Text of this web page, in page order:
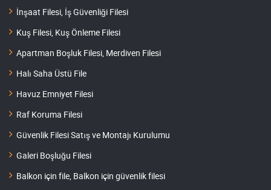
İnşaat Filesi, İş Güvenliği Filesi
Kuş Filesi, Kuş Önleme Filesi
Apartman Boşluk Filesi, Merdiven Filesi
Halı Saha Üstü File
Havuz Emniyet Filesi
Raf Koruma Filesi
Güvenlik Filesi Satış ve Montajı Kurulumu
Galeri Boşluğu Filesi
Balkon için file, Balkon için güvenlik filesi